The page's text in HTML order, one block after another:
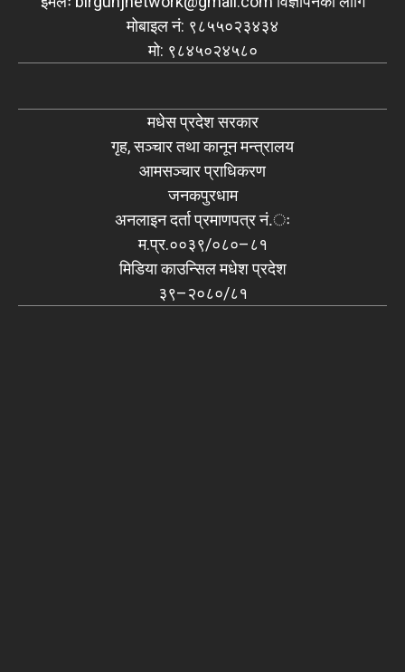
मोबाइल नं: ९८५५०२३४३४
मो: ९८४५०२४५८०
मधेस प्रदेश सरकार
गृह, सञ्चार तथा कानून मन्त्रालय
आमसञ्चार प्राधिकरण
जनकपुरधाम
अनलाइन दर्ता प्रमाणपत्र नं.ः
म.प्र.००३९/०८०–८१
मिडिया काउन्सिल मधेश प्रदेश
३९–२०८०/८१